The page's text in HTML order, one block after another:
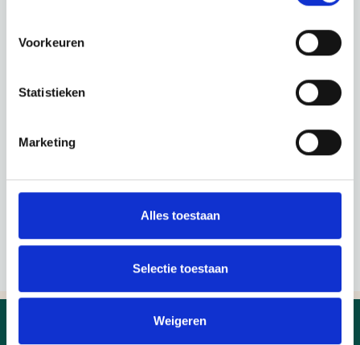
Voorkeuren
Statistieken
Marketing
Alles toestaan
Selectie toestaan
Weigeren